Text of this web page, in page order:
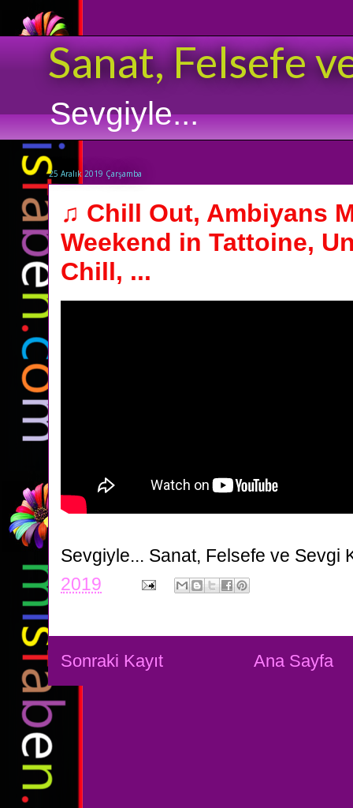
Sanat, Felsefe
Sevgiyle...
25 Aralık 2019 Çarşamba
♫ Chill Out, Ambiyans
Weekend in Tattoine,
Chill, ...
Sevgiyle... Sanat, Felsefe ve Sevgi
2019
Sonraki Kayıt Ana Sayfa